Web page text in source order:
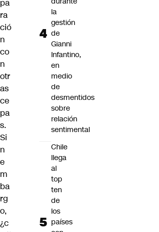
pa
ra
ció
n
co
n
otr
as
ce
pa
s.
Si
n
e
m
ba
rg
o,
¿c
la
gestión
de
Gianni
Infantino,
en
medio
de
desmentidos
sobre
relación
sentimental
Chile
llega
al
top
ten
de
los
países